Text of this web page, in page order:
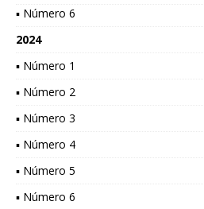
▪ Número 6
2024
▪ Número 1
▪ Número 2
▪ Número 3
▪ Número 4
▪ Número 5
▪ Número 6